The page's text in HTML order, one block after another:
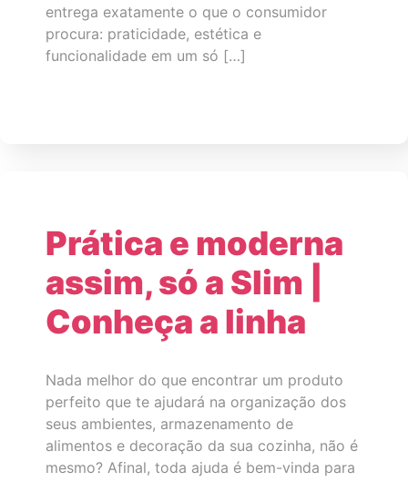
entrega exatamente o que o consumidor
procura: praticidade, estética e
funcionalidade em um só […]
Prática e moderna
assim, só a Slim |
Conheça a linha
Nada melhor do que encontrar um produto
perfeito que te ajudará na organização dos
seus ambientes, armazenamento de
alimentos e decoração da sua cozinha, não é
mesmo? Afinal, toda ajuda é bem-vinda para